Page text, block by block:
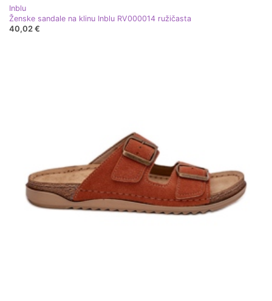
Inblu
Ženske sandale na klinu Inblu RV000014 ružičasta
40,02 €